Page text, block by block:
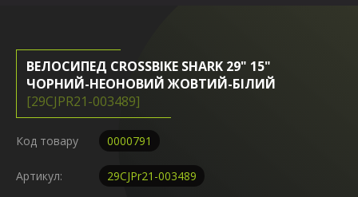
ВЕЛОСИПЕД CROSSBIKE SHARK 29" 15"
ЧОРНИЙ-НЕОНОВИЙ ЖОВТИЙ-БІЛИЙ
[29CJPR21-003489]
Код товару 0000791
Артикул: 29CJPr21-003489